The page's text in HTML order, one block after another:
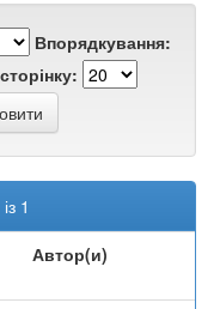
Впорядкування:
1
Автор(и)